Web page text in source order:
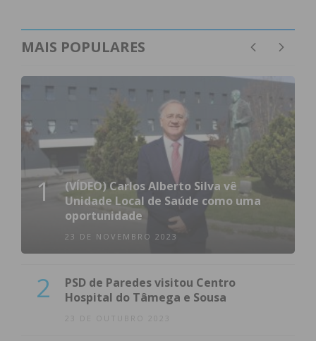
MAIS POPULARES
1
(VÍDEO) Carlos Alberto Silva vê
Unidade Local de Saúde como uma
oportunidade
23 DE NOVEMBRO 2023
2
PSD de Paredes visitou Centro
Hospital do Tâmega e Sousa
23 DE OUTUBRO 2023